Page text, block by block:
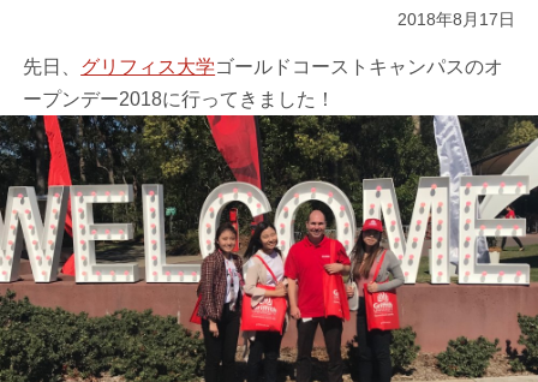
2018年8月17日
先日、 グリフィス大学ゴールドコーストキャンパスのオ
ープンデー2018に行ってきました！